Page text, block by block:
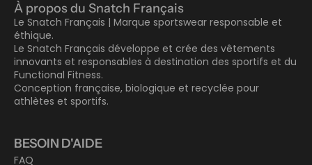
À propos du Snatch Français
Le Snatch Français | Marque sportswear responsable et
éthique.
Le Snatch Français développe et crée des vêtements
innovants et responsables à destination des sportifs et du
Functional Fitness.
Conception française, biologique et recyclée pour
athlètes et sportifs.
BESOIN D'AIDE
FAQ